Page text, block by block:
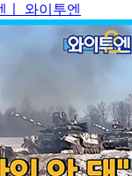
ㅣ 와이투엔